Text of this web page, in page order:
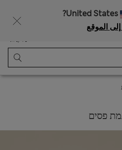
United States?
إلى الموقع
סל קניות
פסים